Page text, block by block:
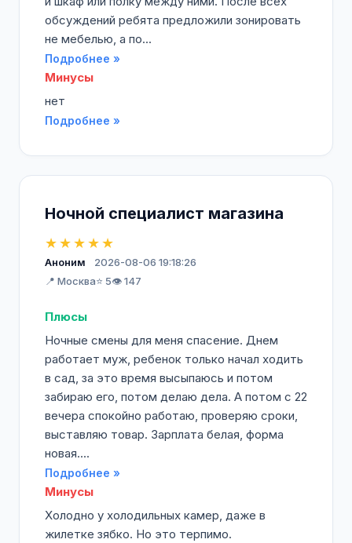
обсуждений ребята предложили зонировать
не мебелью, а по...
Подробнее »
Минусы
нет
Подробнее »
Ночной специалист магазина
★★★★★
Аноним
2026-08-06 19:18:26
📍 Москва⭐ 5👁️ 147
Плюсы
Ночные смены для меня спасение. Днем
работает муж, ребенок только начал ходить
в сад, за это время высыпаюсь и потом
забираю его, потом делаю дела. А потом с 22
вечера спокойно работаю, проверяю сроки,
выставляю товар. Зарплата белая, форма
новая....
Подробнее »
Минусы
Холодно у холодильных камер, даже в
жилетке зябко. Но это терпимо.